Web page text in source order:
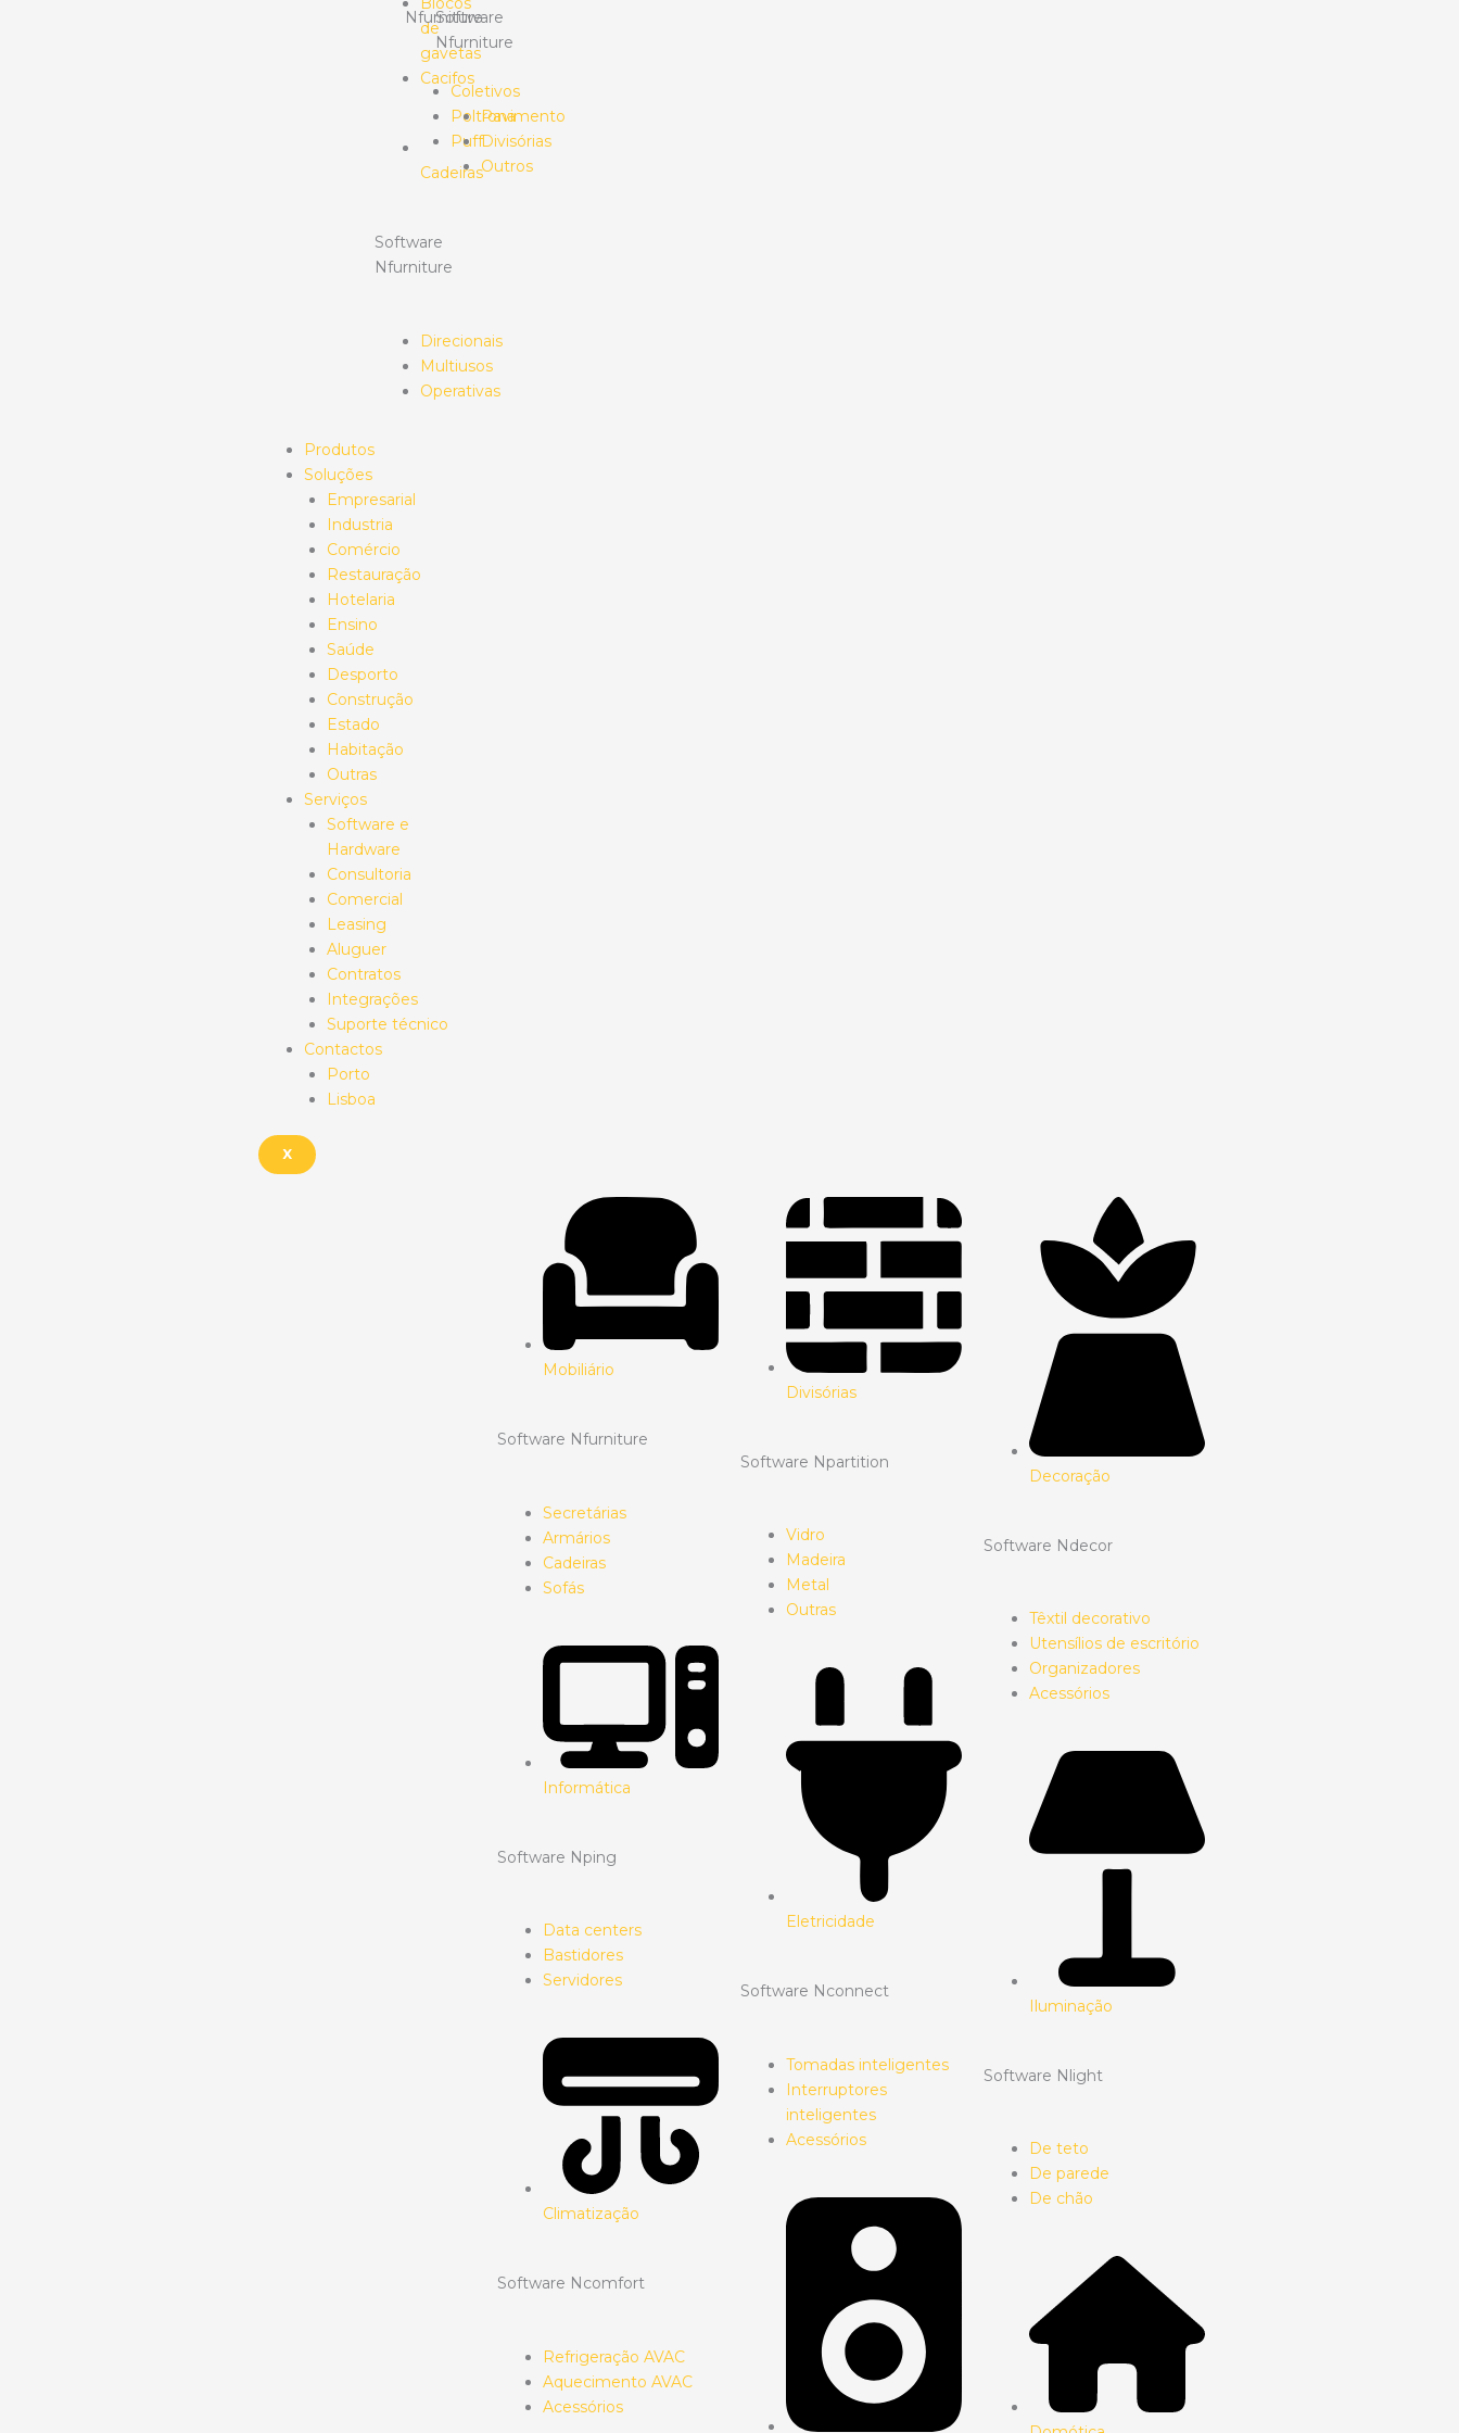
de
gavetas
Cacifos
Cadeiras
Software
Nfurniture
Direcionais
Multiusos
Operativas
Nfurniture
Coletivos
Poltrona
Puff
Software
Nfurniture
Pavimento
Divisórias
Outros
Produtos
Soluções
Empresarial
Industria
Comércio
Restauração
Hotelaria
Ensino
Saúde
Desporto
Construção
Estado
Habitação
Outras
Serviços
Software e
Hardware
Consultoria
Comercial
Leasing
Aluguer
Contratos
Integrações
Suporte técnico
Contactos
Porto
Lisboa
X
Mobiliário
Software Nfurniture
Secretárias
Armários
Cadeiras
Sofás
Informática
Software Nping
Data centers
Bastidores
Servidores
Climatização
Software Ncomfort
Refrigeração AVAC
Aquecimento AVAC
Acessórios
Divisórias
Software Npartition
Vidro
Madeira
Metal
Outras
Eletricidade
Software Nconnect
Tomadas inteligentes
Interruptores
inteligentes
Acessórios
Decoração
Software Ndecor
Têxtil decorativo
Utensílios de escritório
Organizadores
Acessórios
Iluminação
Software Nlight
De teto
De parede
De chão